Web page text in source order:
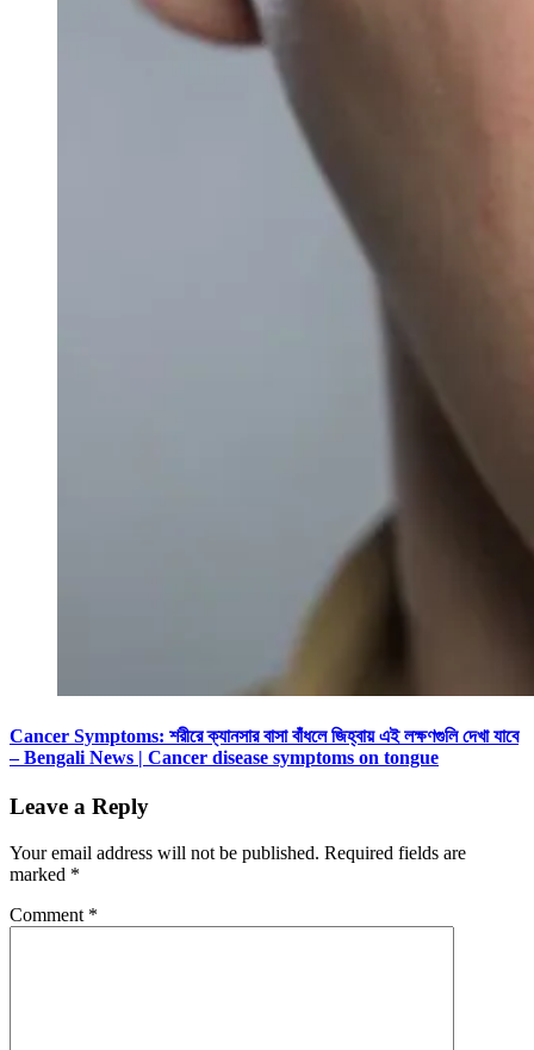
Cancer Symptoms: শরীরে ক্যানসার বাসা বাঁধলে জিহ্বায় এই লক্ষণগুলি দেখা যাবে
– Bengali News | Cancer disease symptoms on tongue
Leave a Reply
Your email address will not be published. Required fields are
marked *
Comment *